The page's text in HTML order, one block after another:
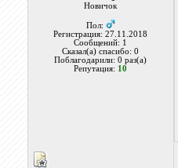
Новичок
Пол:
Регистрация: 27.11.2018
Сообщений: 1
Сказал(а) спасибо: 0
Поблагодарили: 0 раз(а)
Репутация: 10